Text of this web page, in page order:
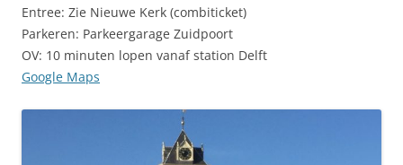
Entree: Zie Nieuwe Kerk (combiticket)
Parkeren: Parkeergarage Zuidpoort
OV: 10 minuten lopen vanaf station Delft
Google Maps